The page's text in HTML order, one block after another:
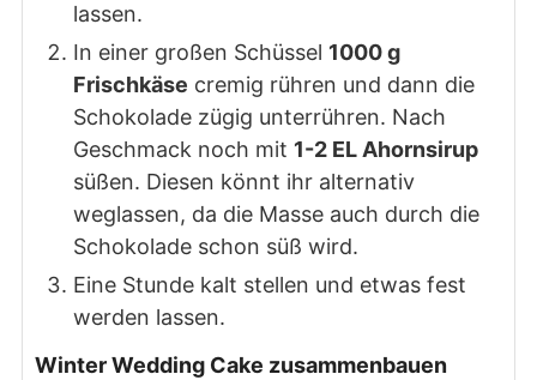
lassen.
In einer großen Schüssel 1000 g
Frischkäse cremig rühren und dann die
Schokolade zügig unterrühren. Nach
Geschmack noch mit 1-2 EL Ahornsirup
süßen. Diesen könnt ihr alternativ
weglassen, da die Masse auch durch die
Schokolade schon süß wird.
Eine Stunde kalt stellen und etwas fest
werden lassen.
Winter Wedding Cake zusammenbauen